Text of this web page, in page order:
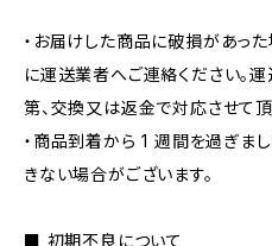
・お届けした商品に破損があっ
に運送業者へご連絡ください。
第、交換又は返金で対応させて頂
・商品到着から 1 週間を過ぎま
きない場合がございます。
■ 初期不良について